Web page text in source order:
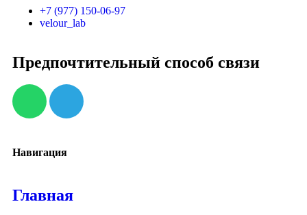
+7 (977) 150-06-97
velour_lab
Предпочтительный способ связи
Навигация
Главная